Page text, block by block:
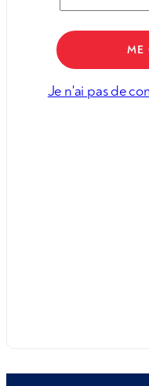
Je n'ai pas de